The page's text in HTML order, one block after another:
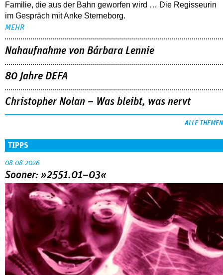
Familie, die aus der Bahn geworfen wird … Die Regisseurin
im Gespräch mit Anke Sterneborg.
MEHR
Nahaufnahme von Bárbara Lennie
80 Jahre DEFA
Christopher Nolan – Was bleibt, was nervt
ALLE THEMEN
TIPPS
08.08.2026
Sooner: »2551.01–03«